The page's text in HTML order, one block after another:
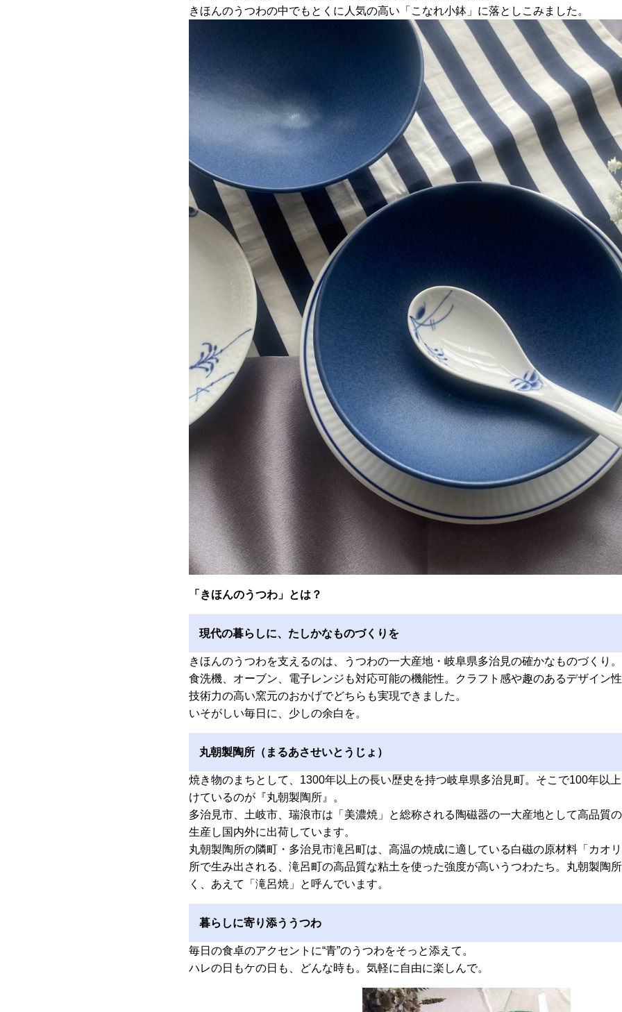
きほんのうつわの中でもとくに人気の高い「こなれ小鉢」に落としこみました。
「きほんのうつわ」とは？
現代の暮らしに、たしかなものづくりを
きほんのうつわを支えるのは、うつわの一大産地・岐阜県多治見の確かなものづくり。
食洗機、オーブン、電子レンジも対応可能の機能性。クラフト感や趣のあるデザイン
技術力の高い窯元のおかげでどちらも実現できました。
いそがしい毎日に、少しの余白を。
丸朝製陶所（まるあさせいとうじょ）
焼き物のまちとして、1300年以上の長い歴史を持つ岐阜県多治見町。そこで100年以
けているのが『丸朝製陶所』。
多治見市、土岐市、瑞浪市は「美濃焼」と総称される陶磁器の一大産地として高品質
生産し国内外に出荷しています。
丸朝製陶所の隣町・多治見市滝呂町は、高温の焼成に適している白磁の原材料「カオ
所で生み出される、滝呂町の高品質な粘土を使った強度が高いうつわたち。丸朝製陶
く、あえて「滝呂焼」と呼んでいます。
暮らしに寄り添ううつわ
毎日の食卓のアクセントに“青”のうつわをそっと添えて。
ハレの日もケの日も、どんな時も。気軽に自由に楽しんで。